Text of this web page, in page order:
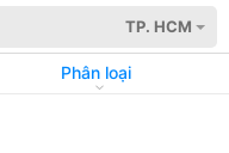
TP. HCM
Phân loại